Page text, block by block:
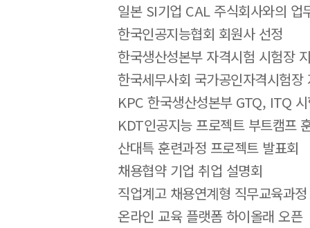
일본 SI기업 CAL 주식회사와의 업
한국인공지능협회 회원사 선정
한국생산성본부 자격시험 시험장
한국세무사회 국가공인자격시험장
KPC 한국생산성본부 GTQ, ITQ
KDT인공지능 프로젝트 부트캠프
산대특 훈련과정 프로젝트 발표회
채용협약 기업 취업 설명회
직업계고 채용연계형 직무교육과정
온라인 교육 플랫폼 하이올래 오픈